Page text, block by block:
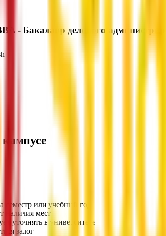
- Бакалавр делового
семестр или учебный год
наличия мест
уточнять в университете
залог